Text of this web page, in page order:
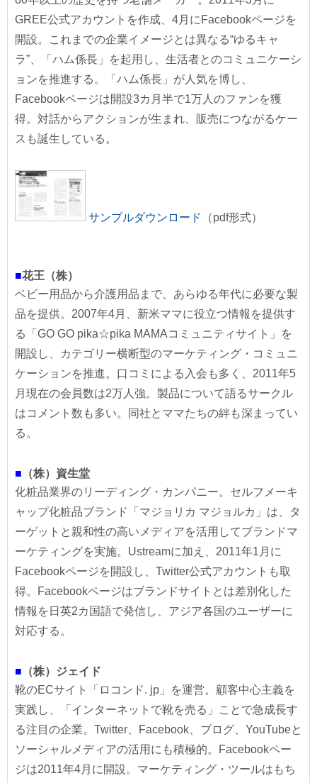
GREE公式アカウントを作成、4月にFacebookページを
開設。これまでの企業イメージとは異なる“ゆるキャ
ラ”、「ハム係長」を起用し、生活者とのコミュニケーシ
ョンを推進する。「ハム係長」が人気を博し、
Facebookページは開設3カ月半で1万人のファンを獲
得。対話からアクションが生まれ、販売につながるケー
スも誕生している。
サンプルダウンロード （pdf形式）
■花王（株）
ベビー用品から介護用品まで、あらゆる年代に必要な製
品を提供。2007年4月、新米ママに役立つ情報を提供す
る「GO GO pika☆pika MAMAコミュニティサイト」を
開設し、カテゴリー横断型のマーケティング・コミュニ
ケーションを推進。口コミによる入会も多く、2011年5
月現在の会員数は2万人強。製品について語るサークル
はコメント数も多い。同社とママたちの絆も深まってい
る。
■ （株）資生堂
化粧品業界のリーディング・カンパニー。セルフメーキ
ャップ化粧品ブランド「マジョリカ マジョルカ」は、タ
ーゲットと親和性の高いメディアを活用してブランドマ
ーケティングを実施。Ustreamに加え、2011年1月に
Facebookページを開設し、Twitter公式アカウントも取
得。Facebookページはブランドサイトとは差別化した
情報を日英2カ国語で発信し、アジア各国のユーザーに
対応する。
■ （株）ジェイド
靴のECサイト「ロコンド. jp」を運営。顧客中心主義を
実践し、「インターネットで靴を売る」ことで急成長す
る注目の企業。Twitter、Facebook、ブログ、YouTubeと
ソーシャルメディアの活用にも積極的。Facebookペー
ジは2011年4月に開設。マーケティング・ツールはもち